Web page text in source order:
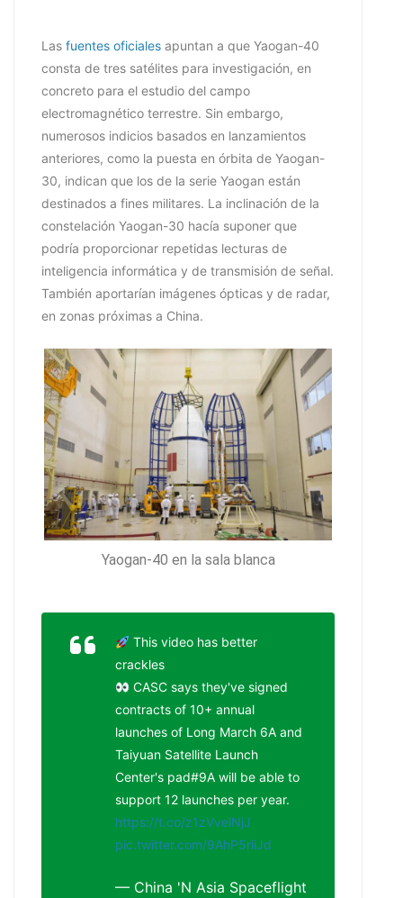
Las fuentes oficiales apuntan a que Yaogan-40
consta de tres satélites para investigación, en
concreto para el estudio del campo
electromagnético terrestre. Sin embargo,
numerosos indicios basados en lanzamientos
anteriores, como la puesta en órbita de Yaogan-
30, indican que los de la serie Yaogan están
destinados a fines militares. La inclinación de la
constelación Yaogan-30 hacía suponer que
podría proporcionar repetidas lecturas de
inteligencia informática y de transmisión de señal.
También aportarían imágenes ópticas y de radar,
en zonas próximas a China.
Yaogan-40 en la sala blanca
This video has better
crackles
CASC says they've signed
contracts of 10+ annual
launches of Long March 6A and
Taiyuan Satellite Launch
Center's pad#9A will be able to
support 12 launches per year.
https://t.co/z1zVvelNjJ
pic.twitter.com/9AhP5riiJd
— China 'N Asia Spaceflight